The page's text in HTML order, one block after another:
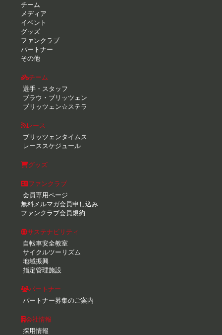
チーム
メディア
イベント
グッズ
ファンクラブ
パートナー
その他
チーム
選手・スタッフ
ブラウ・ブリッツェン
ブリッツェン☆ステラ
レース
ブリッツェンタイムス
レーススケジュール
グッズ
ファンクラブ
会員専用ページ
無料メルマガ会員申し込み
ファンクラブ会員規約
サステナビリティ
自転車安全教室
サイクルツーリズム
地域振興
指定管理施設
パートナー
パートナー募集のご案内
会社情報
採用情報